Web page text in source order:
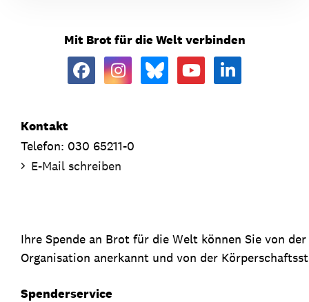
Mit Brot für die Welt verbinden
Kontakt
Telefon: 030 65211-0
E-Mail schreiben
Ihre Spende an Brot für die Welt können Sie von
Organisation anerkannt und von der
Spenderservice